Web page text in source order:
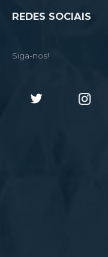
REDES SOCIAIS
Siga-nos!